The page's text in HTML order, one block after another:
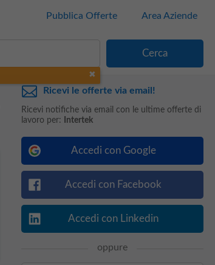
Pubblica Offerte Area Aziende
Ricevi le offerte via email!
Ricevi notifiche via email con le ultime offerte di
lavoro per:
Intertek
Accedi con Google
Accedi con Facebook
Accedi con Linkedin
oppure